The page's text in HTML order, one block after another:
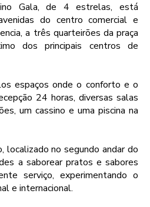
Gala, de 4 estrelas, está
do centro comercial e
a três quarteirões da praça
dos principais centros de
espaços onde o conforto e o
24 horas, diversas salas
um cassino e uma piscina na
localizado no segundo andar do
a saborear pratos e sabores
serviço, experimentando o
e internacional.